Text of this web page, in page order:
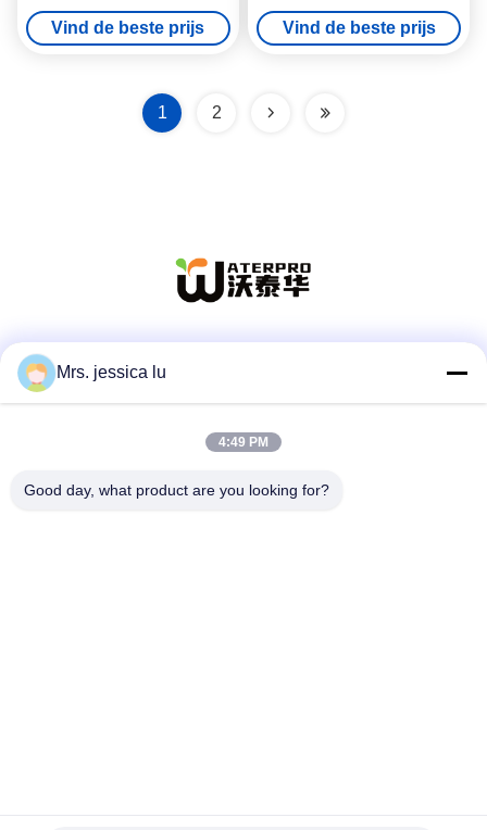
1000/2000/4000 BPH
capaciteit 220V
Vind de beste prijs
het gallonhuisdier met Was
het Afdekken Functie
Vind de beste prijs
1 2
Mrs. jessica lu
4:49 PM
Good day, what product are you looking for?